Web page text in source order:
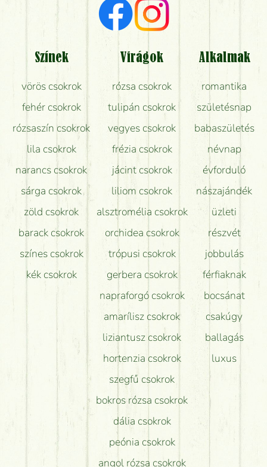
Milyen visszajelzést kapok a virágküldésről?
Tényleg azt kapom, ami a képen van?
Mit kell tudni a virágcsokrok szállításáról?
Hogy marad a lehető legtovább friss a csokor?
Tudok adventi koszorút vásárolni boltban?
Színek
vörös csokrok
fehér csokrok
rózsaszín csokrok
lila csokrok
narancs csokrok
sárga csokrok
zöld csokrok
barack csokrok
színes csokrok
kék csokrok
Virágok
rózsa csokrok
tulipán csokrok
vegyes csokrok
frézia csokrok
jácint csokrok
liliom csokrok
alsztromélia csokrok
orchidea csokrok
trópusi csokrok
gerbera csokrok
napraforgó csokrok
amarílisz csokrok
liziantusz csokrok
hortenzia csokrok
szegfű csokrok
bokros rózsa csokrok
dália csokrok
peónia csokrok
angol rózsa csokrok
Alkalmak
romantika
születésnap
babaszületés
névnap
évforduló
nászajándék
üzleti
részvét
jobbulás
férfiaknak
bocsánat
csakúgy
ballagás
luxus